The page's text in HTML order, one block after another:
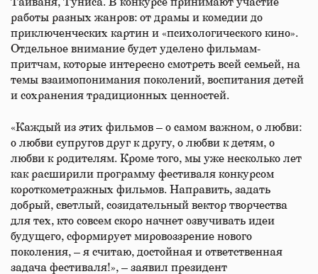
работы разных жанров: от драмы и комедии до
приключенческих картин и «психологического кино».
Отдельное внимание будет уделено фильмам-
притчам, которые интересно смотреть всей семьей, на
темы взаимопонимания поколений, воспитания детей
и сохранения традиционных ценностей.
«Каждый из этих фильмов – о самом важном, о любви:
о любви супругов друг к другу, о любви к детям, о
любви к родителям. Кроме того, мы уже несколько лет
как расширили программу фестиваля конкурсом
короткометражных фильмов. Направить, задать
добрый, светлый, созидательный вектор творчества
для тех, кто совсем скоро начнет озвучивать идеи
будущего, сформирует мировоззрение нового
поколения, – я считаю, достойная и ответственная
задача фестиваля!», – заявил президент